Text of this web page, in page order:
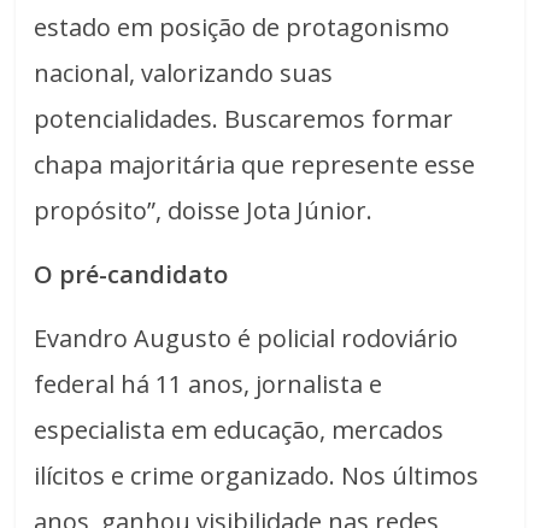
estado em posição de protagonismo
nacional, valorizando suas
potencialidades. Buscaremos formar
chapa majoritária que represente esse
propósito”, doisse Jota Júnior.
O pré-candidato
Evandro Augusto é policial rodoviário
federal há 11 anos, jornalista e
especialista em educação, mercados
ilícitos e crime organizado. Nos últimos